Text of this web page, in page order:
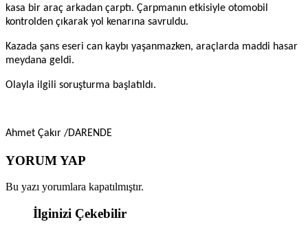
kasa bir araç arkadan çarptı. Çarpmanın etkisiyle otomobil
kontrolden çıkarak yol kenarına savruldu.
Kazada şans eseri can kaybı yaşanmazken, araçlarda maddi hasar
meydana geldi.
Olayla ilgili soruşturma başlatıldı.
Ahmet Çakır /DARENDE
YORUM YAP
Bu yazı yorumlara kapatılmıştır.
İlginizi Çekebilir